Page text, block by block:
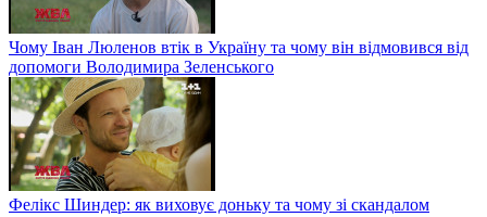
Чому Іван Люленов втік в Україну та чому він відмовився від
допомоги Володимира Зеленського
Фелікс Шиндер: як виховує доньку та чому зі скандалом